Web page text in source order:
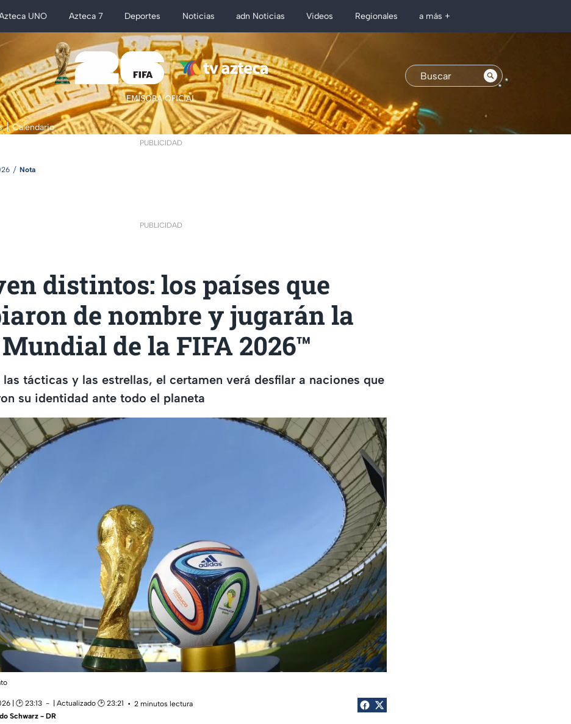
UNO Azteca 7 Deportes Noticias adn Noticias Videos Regionales a más +
Calendario
PUBLICIDAD
Nota
PUBLICIDAD
distintos: los países que
de nombre y jugarán la
de la FIFA 2026™
las tácticas y las estrellas, el certamen verá desfilar a naciones que
su identidad ante todo el planeta
| 🕑 23:13 | Actualizado 🕑 23:21
2 minutos lectura
Schwarz - DR